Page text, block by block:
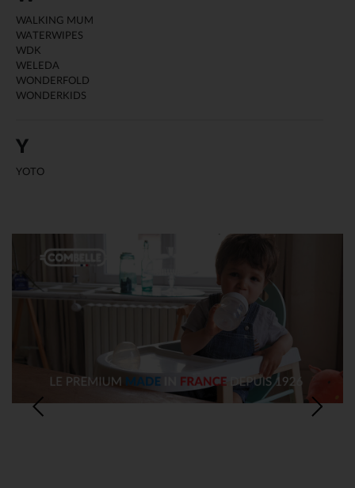
WALKING MUM
WATERWIPES
WDK
WELEDA
WONDERFOLD
WONDERKIDS
Y
YOTO